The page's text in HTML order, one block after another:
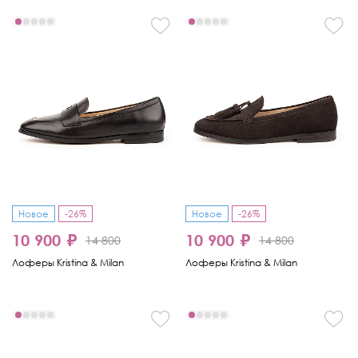
Новое -26%
10 900 ₽ 14 800
Лоферы Kristina & Milan
Новое -26%
10 900 ₽ 14 800
Лоферы Kristina & Milan